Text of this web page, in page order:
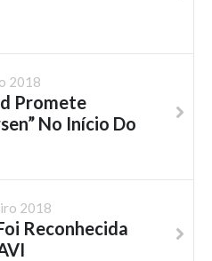
2018
Promete
No Início Do
2018
Reconhecida